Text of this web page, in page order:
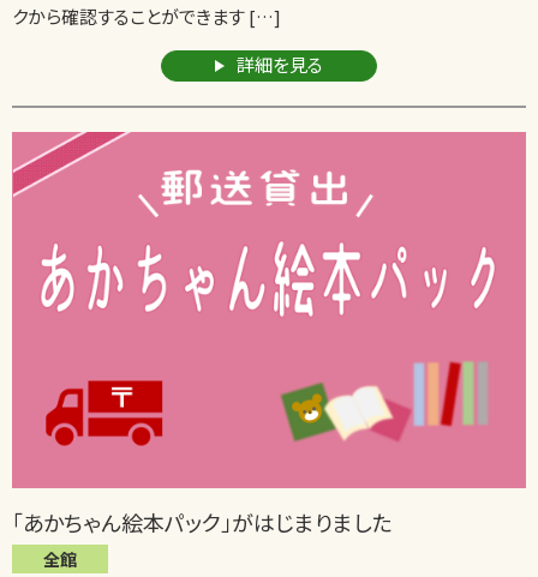
クから確認することができます […]
詳細を見る
「あかちゃん絵本パック」がはじまりました
全館